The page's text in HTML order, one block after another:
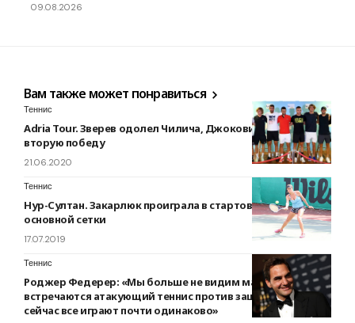
09.08.2026
Вам также может понравиться
Теннис
Adria Tour. Зверев одолел Чилича, Джокович оформил
вторую победу
21.06.2020
Теннис
Нур-Султан. Закарлюк проиграла в стартовом матче
основной сетки
17.07.2019
Теннис
Роджер Федерер: «Мы больше не видим матчей, где
встречаются атакующий теннис против защитного —
сейчас все играют почти одинаково»